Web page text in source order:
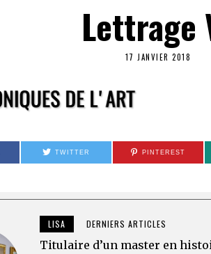
Lettrage
17 JANVIER 2018
TWITTER PINTEREST
LISA DERNIERS ARTICLES
Titulaire d’un master en